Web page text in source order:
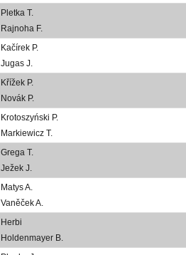
Pletka T.
Rajnoha F.
Kačírek P.
Jugas J.
Křížek P.
Novák P.
Krotoszyński P.
Markiewicz T.
Grega T.
Ježek J.
Matys A.
Vaněček A.
Herbi
Holdenmayer B.